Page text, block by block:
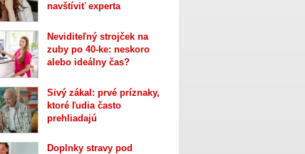
navštíviť experta
Neviditeľný strojček na
zuby po 40-ke: neskoro
alebo ideálny čas?
Sivý zákal: prvé príznaky,
ktoré ľudia často
prehliadajú
Doplnky stravy pod